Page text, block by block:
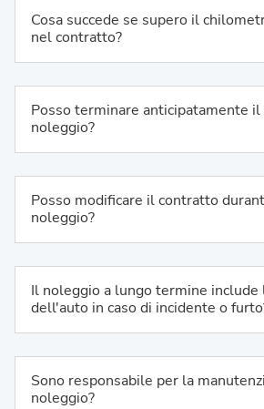
Cosa succede se supero il
nel contratto?
Posso terminare anticipatamente
noleggio?
Posso modificare il contratto
noleggio?
Il noleggio a lungo termine include
dell'auto in caso di incidente o
Sono responsabile per la
noleggio?